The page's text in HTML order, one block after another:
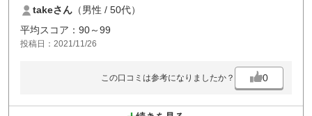
takeさん （男性 / 50代）
平均スコア：90～99
投稿日：2021/11/26
この口コミは参考になりましたか？ 0